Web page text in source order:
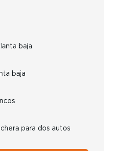
baja
baja
para dos autos